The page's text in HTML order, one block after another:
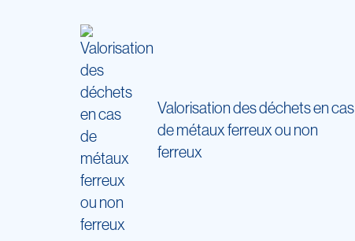
Valorisation des déchets en cas
de métaux ferreux ou non
ferreux